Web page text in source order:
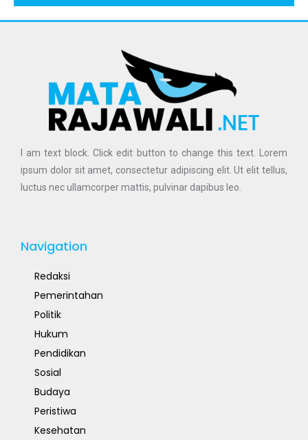
I am text block. Click edit button to change this text. Lorem
ipsum dolor sit amet, consectetur adipiscing elit. Ut elit tellus,
luctus nec ullamcorper mattis, pulvinar dapibus leo.
Navigation
Redaksi
Pemerintahan
Politik
Hukum
Pendidikan
Sosial
Budaya
Peristiwa
Kesehatan